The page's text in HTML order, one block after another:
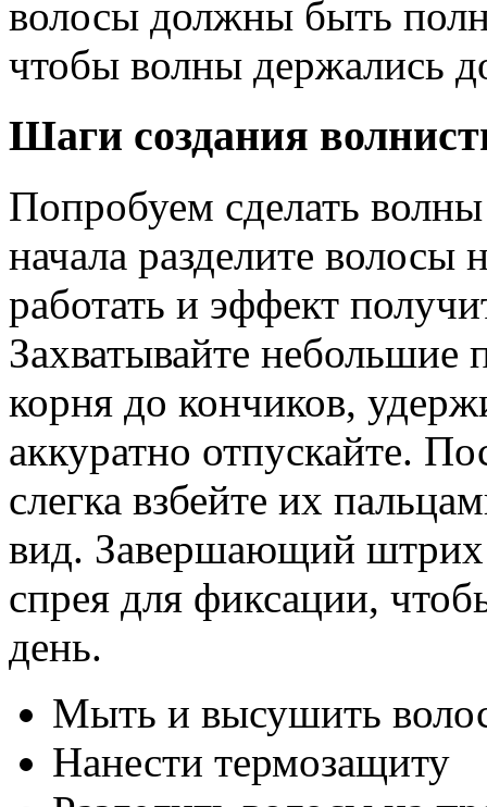
волосы должны быть
чтобы волны держались
Шаги создания
Попробуем сделать
начала разделите
работать и эффект
Захватывайте небольшие
корня до кончиков,
аккуратно отпускайте.
слегка взбейте их
вид. Завершающий штрих
спрея для фиксации,
день.
Мыть и высушить
Нанести термозащиту